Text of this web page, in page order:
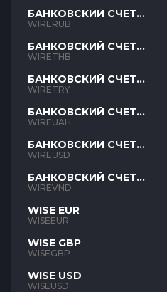
БАНКОВСКИЙ СЧЕТ
RUB
WIRERUB
БАНКОВСКИЙ СЧЕТ
THB
WIRETHB
БАНКОВСКИЙ СЧЕТ
TRY
WIRETRY
БАНКОВСКИЙ СЧЕТ
UAH
WIREUAH
БАНКОВСКИЙ СЧЕТ
USD
WIREUSD
БАНКОВСКИЙ СЧЕТ
VND
WIREVND
WISE EUR
WISEEUR
WISE GBP
WISEGBP
WISE USD
WISEUSD